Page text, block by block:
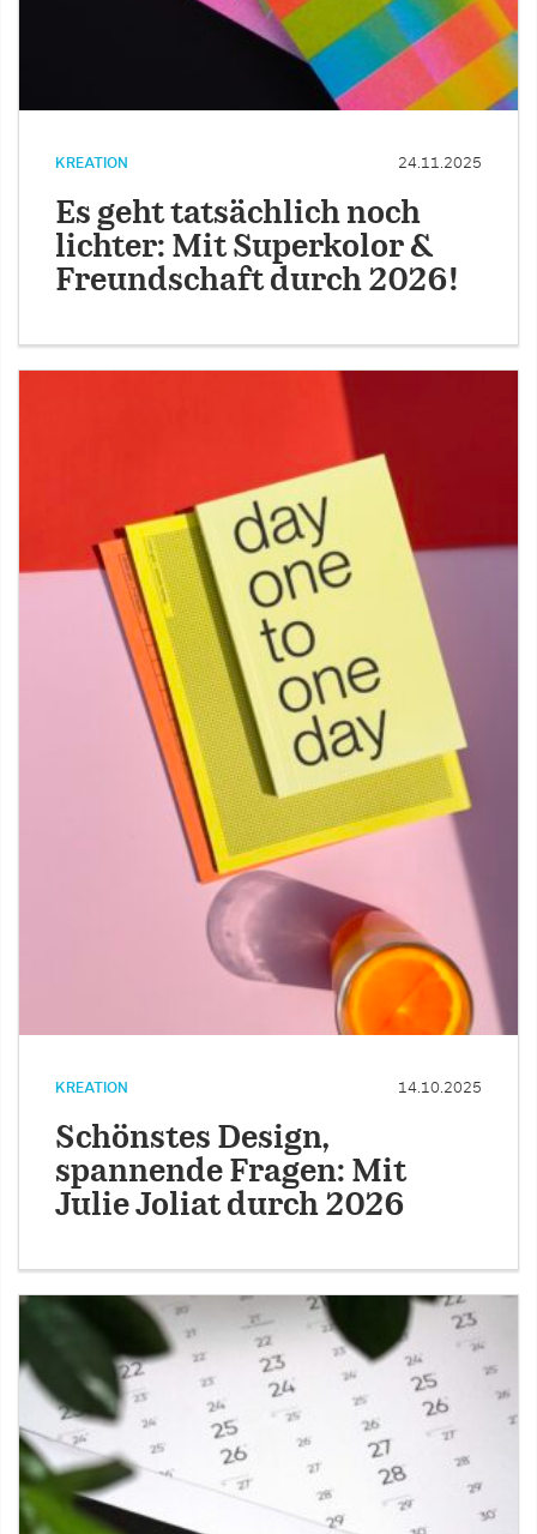
KREATION 24.11.2025
Es geht tatsächlich noch
lichter: Mit Superkolor &
Freundschaft durch 2026!
KREATION 14.10.2025
Schönstes Design,
spannende Fragen: Mit
Julie Joliat durch 2026